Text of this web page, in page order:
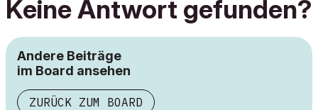
Keine Antwort gefunden?
Andere Beiträge
im Board ansehen
ZURÜCK ZUM BOARD